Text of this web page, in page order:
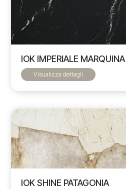
IOK IMPERIALE MARQUINA
Visualizza dettagli
IOK SHINE PATAGONIA